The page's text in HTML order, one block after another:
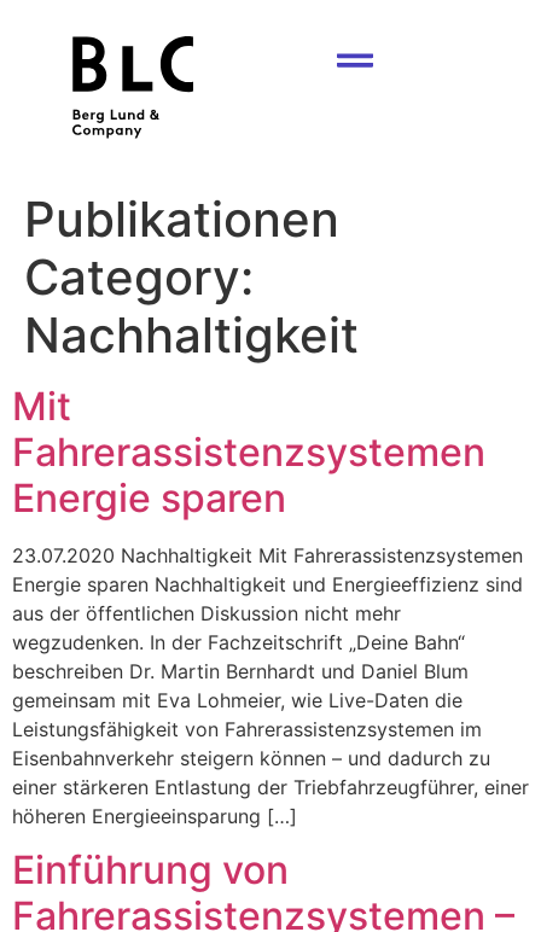
Publikationen
Category:
Nachhaltigkeit
Mit
Fahrerassistenzsystemen
Energie sparen
23.07.2020 Nachhaltigkeit Mit Fahrerassistenzsystemen
Energie sparen Nachhaltigkeit und Energieeffizienz sind
aus der öffentlichen Diskussion nicht mehr
wegzudenken. In der Fachzeitschrift „Deine Bahn“
beschreiben Dr. Martin Bernhardt und Daniel Blum
gemeinsam mit Eva Lohmeier, wie Live-Daten die
Leistungsfähigkeit von Fahrerassistenzsystemen im
Eisenbahnverkehr steigern können – und dadurch zu
einer stärkeren Entlastung der Triebfahrzeugführer, einer
höheren Energieeinsparung […]
Einführung von
Fahrerassistenzsystemen –